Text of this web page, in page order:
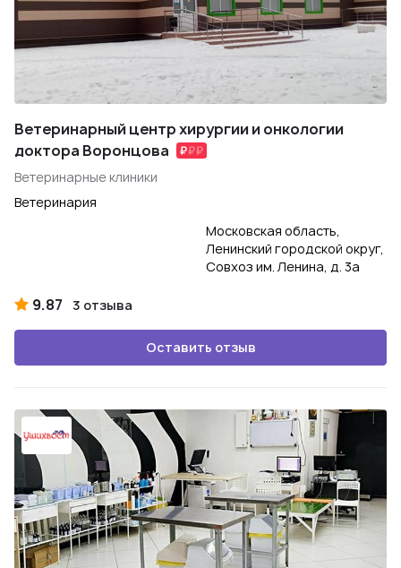
Ветеринарный центр хирургии и онкологии
доктора Воронцова
Ветеринарные клиники
Ветеринария
Московская область,
Ленинский городской округ,
Совхоз им. Ленина, д. 3а
9.87 3 отзыва
Оставить отзыв